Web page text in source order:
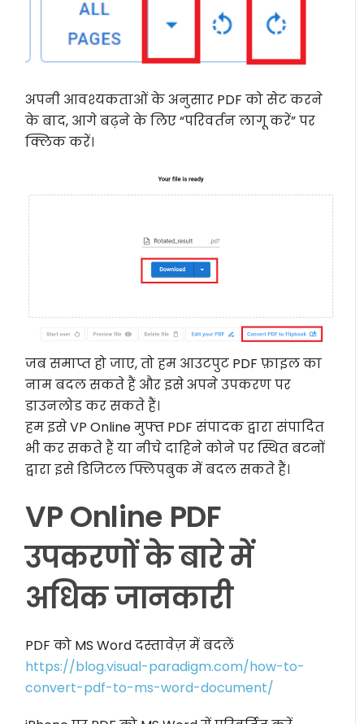
अपनी आवश्यकताओं के अनुसार PDF को सेट करने
के बाद, आगे बढ़ने के लिए “परिवर्तन लागू करें” पर
क्लिक करें।
जब समाप्त हो जाए, तो हम आउटपुट PDF फ़ाइल का
नाम बदल सकते हैं और इसे अपने उपकरण पर
डाउनलोड कर सकते हैं।
हम इसे VP Online मुफ्त PDF संपादक द्वारा संपादित
भी कर सकते हैं या नीचे दाहिने कोने पर स्थित बटनों
द्वारा इसे डिजिटल फ्लिपबुक में बदल सकते हैं।
VP Online PDF
उपकरणों के बारे में
अधिक जानकारी
PDF को MS Word दस्तावेज़ में बदलें
https://blog.visual-paradigm.com/how-to-
convert-pdf-to-ms-word-document/